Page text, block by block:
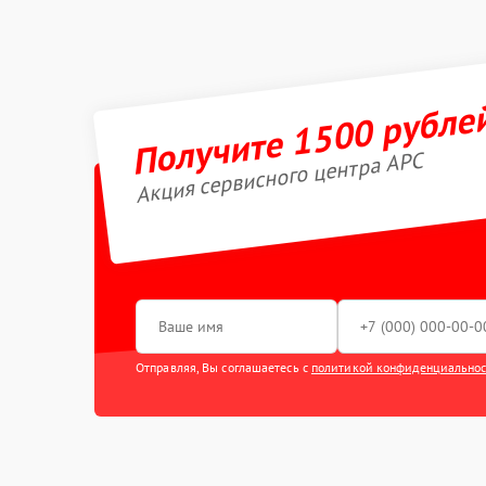
Получите 1500
Акция сервисного центра APC
Отправляя, Вы соглашаетесь с политикой